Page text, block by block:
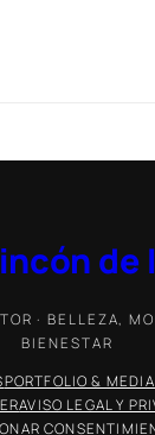
de
· BELLEZA,
BIENESTAR
PORTFOLIO &
AVISO LEGAL Y